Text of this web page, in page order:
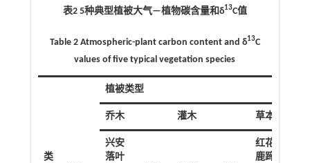
表2 5种典型植被大气—植物碳含量和δ13C值
Table 2 Atmospheric-plant carbon content and δ13C
values of five typical vegetation species
类
植被类型
乔木 灌木 草本
兴安
落叶
红花
鹿蹄